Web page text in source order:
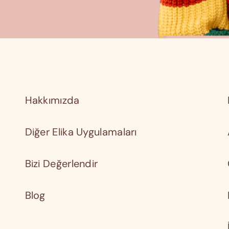
Hakkımızda
Diğer Elika Uygulamaları
Bizi Değerlendir
Blog